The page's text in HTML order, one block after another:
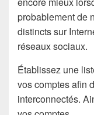
probablement de
distincts sur
réseaux sociaux.
Établissez une
vos comptes afin
interconnectés.